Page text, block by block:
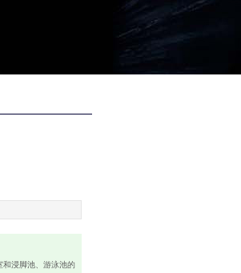
浸脚池、游泳池的